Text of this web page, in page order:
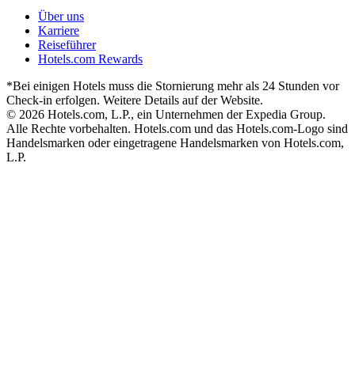
Über uns
Karriere
Reiseführer
Hotels.com Rewards
*Bei einigen Hotels muss die Stornierung mehr als 24 Stunden vor
Check-in erfolgen. Weitere Details auf der Website.
© 2026 Hotels.com, L.P., ein Unternehmen der Expedia Group.
Alle Rechte vorbehalten. Hotels.com und das Hotels.com-Logo sind
Handelsmarken oder eingetragene Handelsmarken von Hotels.com,
L.P.